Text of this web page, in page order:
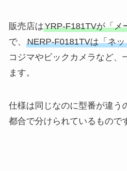
販売店はYRP-F181TVが「メ
で、 NERP-F0181TVは「ネ
コジマやビックカメラなど、
ます。
仕様は同じなのに型番が違う
都合で分けられているもので